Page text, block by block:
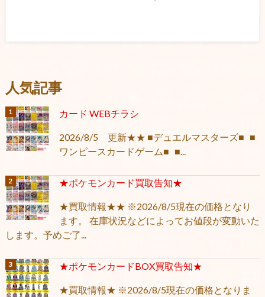
人気記事
カード WEBチラシ
2026/8/5 更新★★ ■デュエルマスターズ■ ■
ワンピースカードゲーム■ ■...
★ポケモンカード買取告知★
★買取情報★★ ※2026/8/5現在の価格となり
ます。 在庫状況などによってお値段が変動いた
します。予めご了...
★ポケモンカードBOX買取告知★
★買取情報★ ※2026/8/5現在の価格となりま